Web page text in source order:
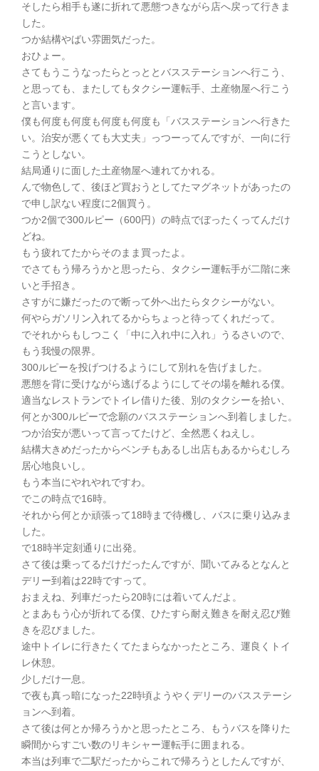
そしたら相手も遂に折れて悪態つきながら店へ戻って行きま
した。
つか結構やばい雰囲気だった。
おひょー。
さてもうこうなったらとっととバスステーションへ行こう、
と思っても、またしてもタクシー運転手、土産物屋へ行こう
と言います。
僕も何度も何度も何度も何度も「バスステーションへ行きた
い。治安が悪くても大丈夫」っつーってんですが、一向に行
こうとしない。
結局通りに面した土産物屋へ連れてかれる。
んで物色して、後ほど買おうとしてたマグネットがあったの
で申し訳ない程度に2個買う。
つか2個で300ルピー（600円）の時点でぼったくってんだけ
どね。
もう疲れてたからそのまま買ったよ。
でさてもう帰ろうかと思ったら、タクシー運転手が二階に来
いと手招き。
さすがに嫌だったので断って外へ出たらタクシーがない。
何やらガソリン入れてるからちょっと待ってくれだって。
でそれからもしつこく「中に入れ中に入れ」うるさいので、
もう我慢の限界。
300ルピーを投げつけるようにして別れを告げました。
悪態を背に受けながら逃げるようにしてその場を離れる僕。
適当なレストランでトイレ借りた後、別のタクシーを拾い、
何とか300ルピーで念願のバスステーションへ到着しました。
つか治安が悪いって言ってたけど、全然悪くねえし。
結構大きめだったからベンチもあるし出店もあるからむしろ
居心地良いし。
もう本当にやれやれですわ。
でこの時点で16時。
それから何とか頑張って18時まで待機し、バスに乗り込みま
した。
で18時半定刻通りに出発。
さて後は乗ってるだけだったんですが、聞いてみるとなんと
デリー到着は22時ですって。
おまえね、列車だったら20時には着いてんだよ。
とまあもう心が折れてる僕、ひたすら耐え難きを耐え忍び難
きを忍びました。
途中トイレに行きたくてたまらなかったところ、運良くトイ
レ休憩。
少しだけ一息。
で夜も真っ暗になった22時頃ようやくデリーのバスステーシ
ョンへ到着。
さて後は何とか帰ろうかと思ったところ、もうバスを降りた
瞬間からすごい数のリキシャー運転手に囲まれる。
本当は列車で二駅だったからこれで帰ろうとしたんですが、